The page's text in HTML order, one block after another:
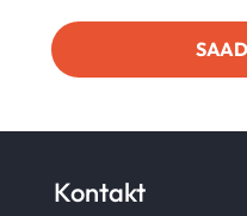
Kontakt